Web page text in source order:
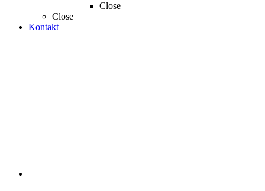
Close
Close
Kontakt